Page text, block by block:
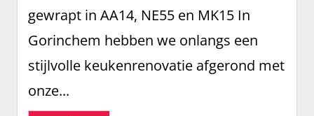
gewrapt in AA14, NE55 en MK15 In
Gorinchem hebben we onlangs een
stijlvolle keukenrenovatie afgerond met
onze...